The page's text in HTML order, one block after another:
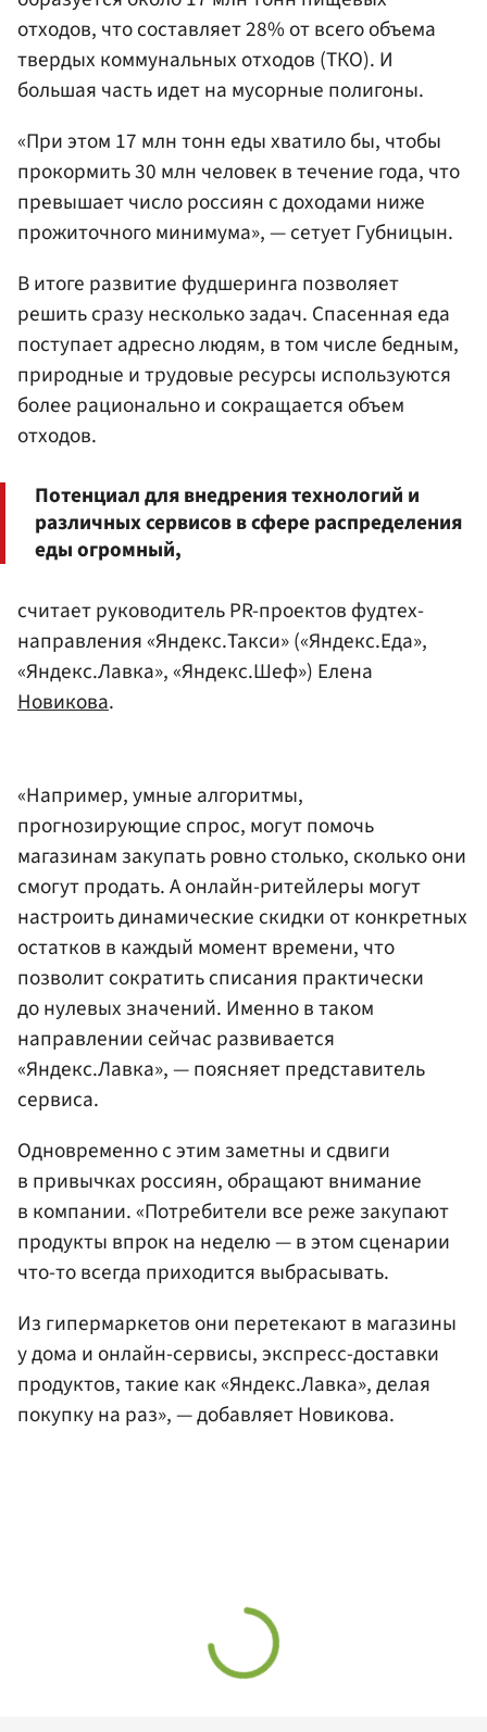
отходов, что составляет 28% от всего объема
твердых коммунальных отходов (ТКО). И
большая часть идет на мусорные полигоны.
«При этом 17 млн тонн еды хватило бы, чтобы
прокормить 30 млн человек в течение года, что
превышает число россиян с доходами ниже
прожиточного минимума», — сетует Губницын.
В итоге развитие фудшеринга позволяет
решить сразу несколько задач. Спасенная еда
поступает адресно людям, в том числе бедным,
природные и трудовые ресурсы используются
более рационально и сокращается объем
отходов.
Потенциал для внедрения технологий и
различных сервисов в сфере распределения
еды огромный,
считает руководитель PR-проектов фудтех-
направления «Яндекс.Такси» («Яндекс.Еда»,
«Яндекс.Лавка», «Яндекс.Шеф») Елена
Новикова.
«Например, умные алгоритмы,
прогнозирующие спрос, могут помочь
магазинам закупать ровно столько, сколько они
смогут продать. А онлайн-ритейлеры могут
настроить динамические скидки от конкретных
остатков в каждый момент времени, что
позволит сократить списания практически
до нулевых значений. Именно в таком
направлении сейчас развивается
«Яндекс.Лавка», — поясняет представитель
сервиса.
Одновременно с этим заметны и сдвиги
в привычках россиян, обращают внимание
в компании. «Потребители все реже закупают
продукты впрок на неделю — в этом сценарии
что-то всегда приходится выбрасывать.
Из гипермаркетов они перетекают в магазины
у дома и онлайн-сервисы, экспресс-доставки
продуктов, такие как «Яндекс.Лавка», делая
покупку на раз», — добавляет Новикова.